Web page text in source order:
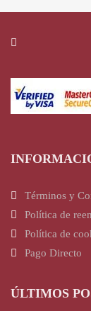
Términos y
Política de
Política de
Pago Directo
ÚLTIMOS